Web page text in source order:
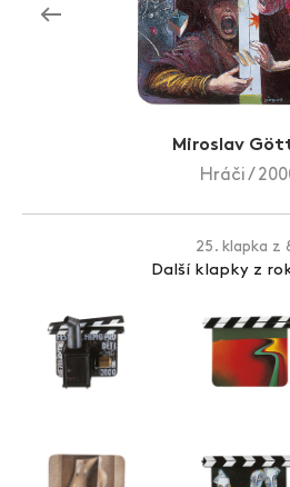
Aukce filmových klapek
Zlín Film Festival
Miroslav
Hráči /
25. klapka z
Další klapky z